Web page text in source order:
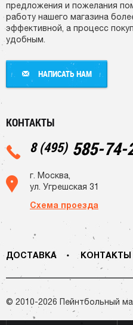
предложения и пожелания
работу нашего магазина
эффективной, а процесс
удобным.
НАПИСАТЬ НАМ
КОНТАКТЫ
8 (495) 585-74-
г. Москва,
ул. Угрешская 31
Схема проезда
ДОСТАВКА КОНТАКТЫ
© 2010-2026 Пейнтбольный